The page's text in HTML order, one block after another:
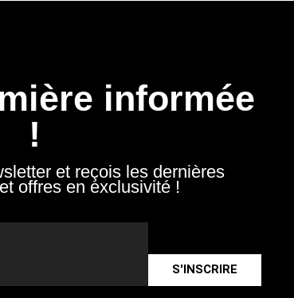
informée
!
et reçois les dernières
offres en exclusivité !
S'INSCRIRE